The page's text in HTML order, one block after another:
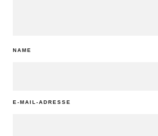
NAME
E-MAIL-ADRESSE